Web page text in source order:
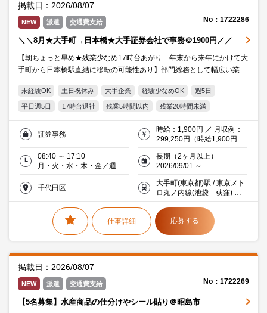
掲載日：2026/08/07
NEW 派遣 交通費支給 No：1722286
＼＼8月★大手町→日本橋★大手証券会社で事務＠1900円／／
【朝ちょっと早め★残業少なめ17時台あがり 年末から来年にかけて大
手町から日本橋駅直結に移転の可能性あり】部門総務として幅広い業務
未経験OK 土日祝休み 大手企業 経験少なめOK 週5日
平日週5日 17時台退社 残業5時間以内 残業20時間未満
駅直結 駅5分以内 服装・髪型自由 オフィス禁煙・分煙
交通費支給 Word PowerPoint 20代活躍中
30代活躍中 ミドル(40代)活躍中 エルダー(50代)活躍中
働く主婦（夫）活躍中 派遣社員就業中 金融
証券事務
時給：1,900円 ／ 月収例：
299,250円（時給1,900円×
実働7時間30分×月21日）交
通費支給（※当社規定あ
り）
08:40 ～ 17:10
月・火・水・木・金／週５
日
長期（2ヶ月以上）
2026/09/01 ～
千代田区
大手町(東京都)駅 / 東京メト
ロ丸ノ内線(池袋－荻窪) 東
京メトロ東西線 等 A5地下道
直結
仕事詳細
応募する
掲載日：2026/08/07
NEW 派遣 交通費支給 No：1722269
【5名募集】水産商品の仕分けやシール貼り＠昭島市